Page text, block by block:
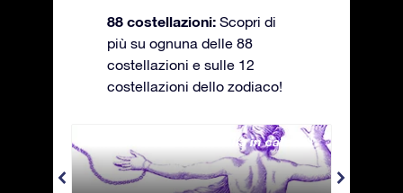
88 costellazioni: Scopri di
più su ognuna delle 88
costellazioni e sulle 12
costellazioni dello zodiaco!
Andromeda - La fanciulla in catene